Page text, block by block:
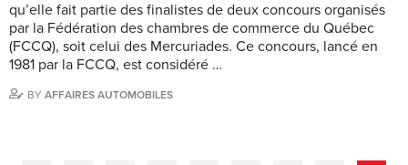
qu’elle fait partie des finalistes de deux concours organisés
par la Fédération des chambres de commerce du Québec
(FCCQ), soit celui des Mercuriades. Ce concours, lancé en
1981 par la FCCQ, est considéré …
BY AFFAIRES AUTOMOBILES